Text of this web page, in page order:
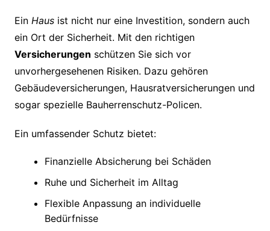
Ein Hausist nicht nur eine Investition, sondern auch
ein Ort der Sicherheit. Mit den richtigen
Versicherungen schützen Sie sich vor
unvorhergesehenen Risiken. Dazu gehören
Gebäudeversicherungen, Hausratversicherungen und
sogar spezielle Bauherrenschutz-Policen.
Ein umfassender Schutz bietet:
Finanzielle Absicherung bei Schäden
Ruhe und Sicherheit im Alltag
Flexible Anpassung an individuelle
Bedürfnisse